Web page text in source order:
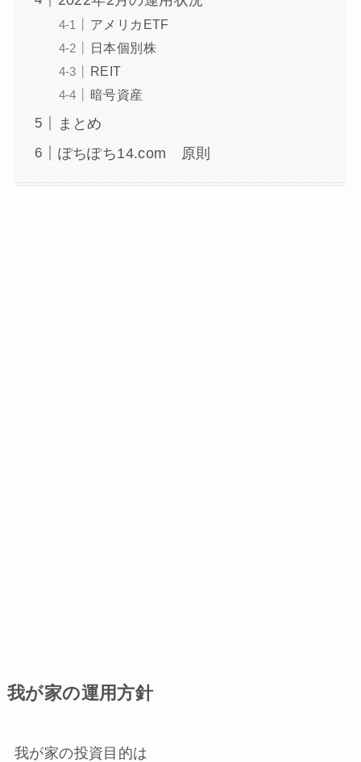
アメリカETF
日本個別株
REIT
暗号資産
まとめ
ぽちぽち14.com 原則
我が家の運用方針
我が家の投資目的は